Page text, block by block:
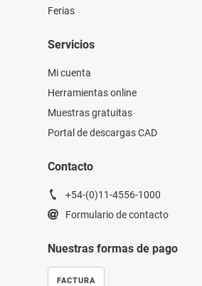
Ferias
Servicios
Mi cuenta
Herramientas online
Muestras gratuitas
Portal de descargas CAD
Contacto
+54-(0)11-4556-1000
Formulario de contacto
Nuestras formas de pago
FACTURA